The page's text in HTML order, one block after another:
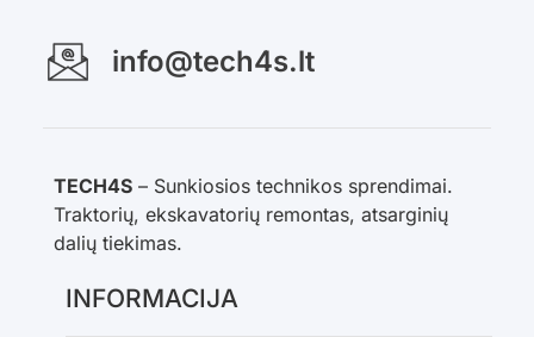
info@tech4s.lt
TECH4S – Sunkiosios technikos sprendimai.
Traktorių, ekskavatorių remontas, atsarginių
dalių tiekimas.
INFORMACIJA